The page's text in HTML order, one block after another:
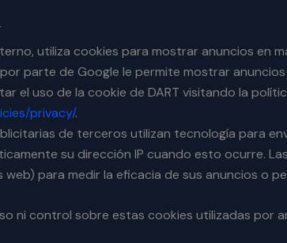
utiliza cookies para mostrar anuncios en
parte de Google le permite mostrar
el uso de la cookie de DART visitando la
privacy/.
de terceros utilizan tecnología para
su dirección IP cuando esto ocurre.
web) para medir la eficacia de sus anuncios o
ni control sobre estas cookies utilizadas por